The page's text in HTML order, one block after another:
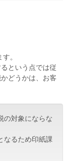
。
という点では従
どうかは、お客
の対象にならな
なるため印紙課